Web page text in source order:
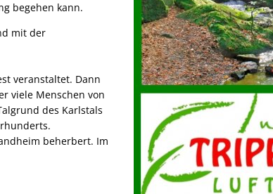
begehen kann.
mit der
veranstaltet. Dann
viele Menschen von
des Karlstals
beherbert. Im